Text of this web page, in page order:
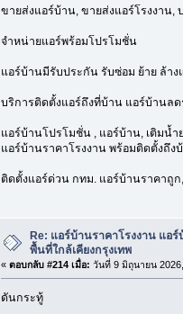
ขายส่งแอร์บ้าน, ขายส่งแอร์โรงงาน,
จำหน่ายแอร์พร้อมโปรโมชั่น
แอร์บ้านมีรับประกัน รับซ่อม ย้าย ล้า
บริการติดตั้งแอร์ถึงที่บ้าน แอร์บ้านล
แอร์บ้านโปรโมชั่น , แอร์บ้าน, เติมน้ำ
แอร์บ้านราคาโรงงาน พร้อมติดตั้งถึง
ติดตั้งแอร์ด่วน กทม. แอร์บ้านราคาถูก,
Re: แอร์บ้านราคาโรงงาน แอ
พื้นที่ใกล้เคียงกรุงเทพ
« ตอบกลับ #214 เมื่อ: วันที่ 9 มิถุนายน
ดันกระทู้